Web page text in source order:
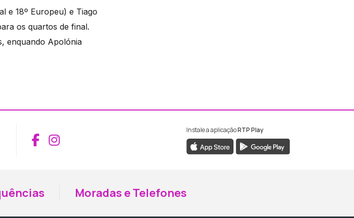
e 18º Europeu) e Tiago
os quartos de final.
enquando Apolónia
Aceder ao Facebook da RTP Madeira
Aceder ao Instagram da RTP Madeira
Instale a aplicaçãoRTP Play
Moradas e Telefones